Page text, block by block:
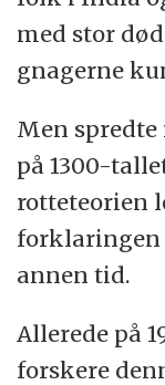
med stor
gnagerne
Men spredte
på 1300-
rotteteorien
forklaringen
annen tid.
Allerede på
forskere